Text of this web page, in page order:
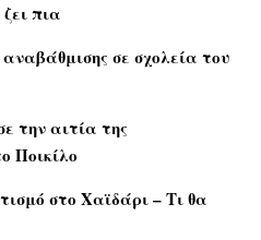
πια
σε σχολεία του
την αιτία της
Ποικίλο
στο Χαϊδάρι – Τι θα